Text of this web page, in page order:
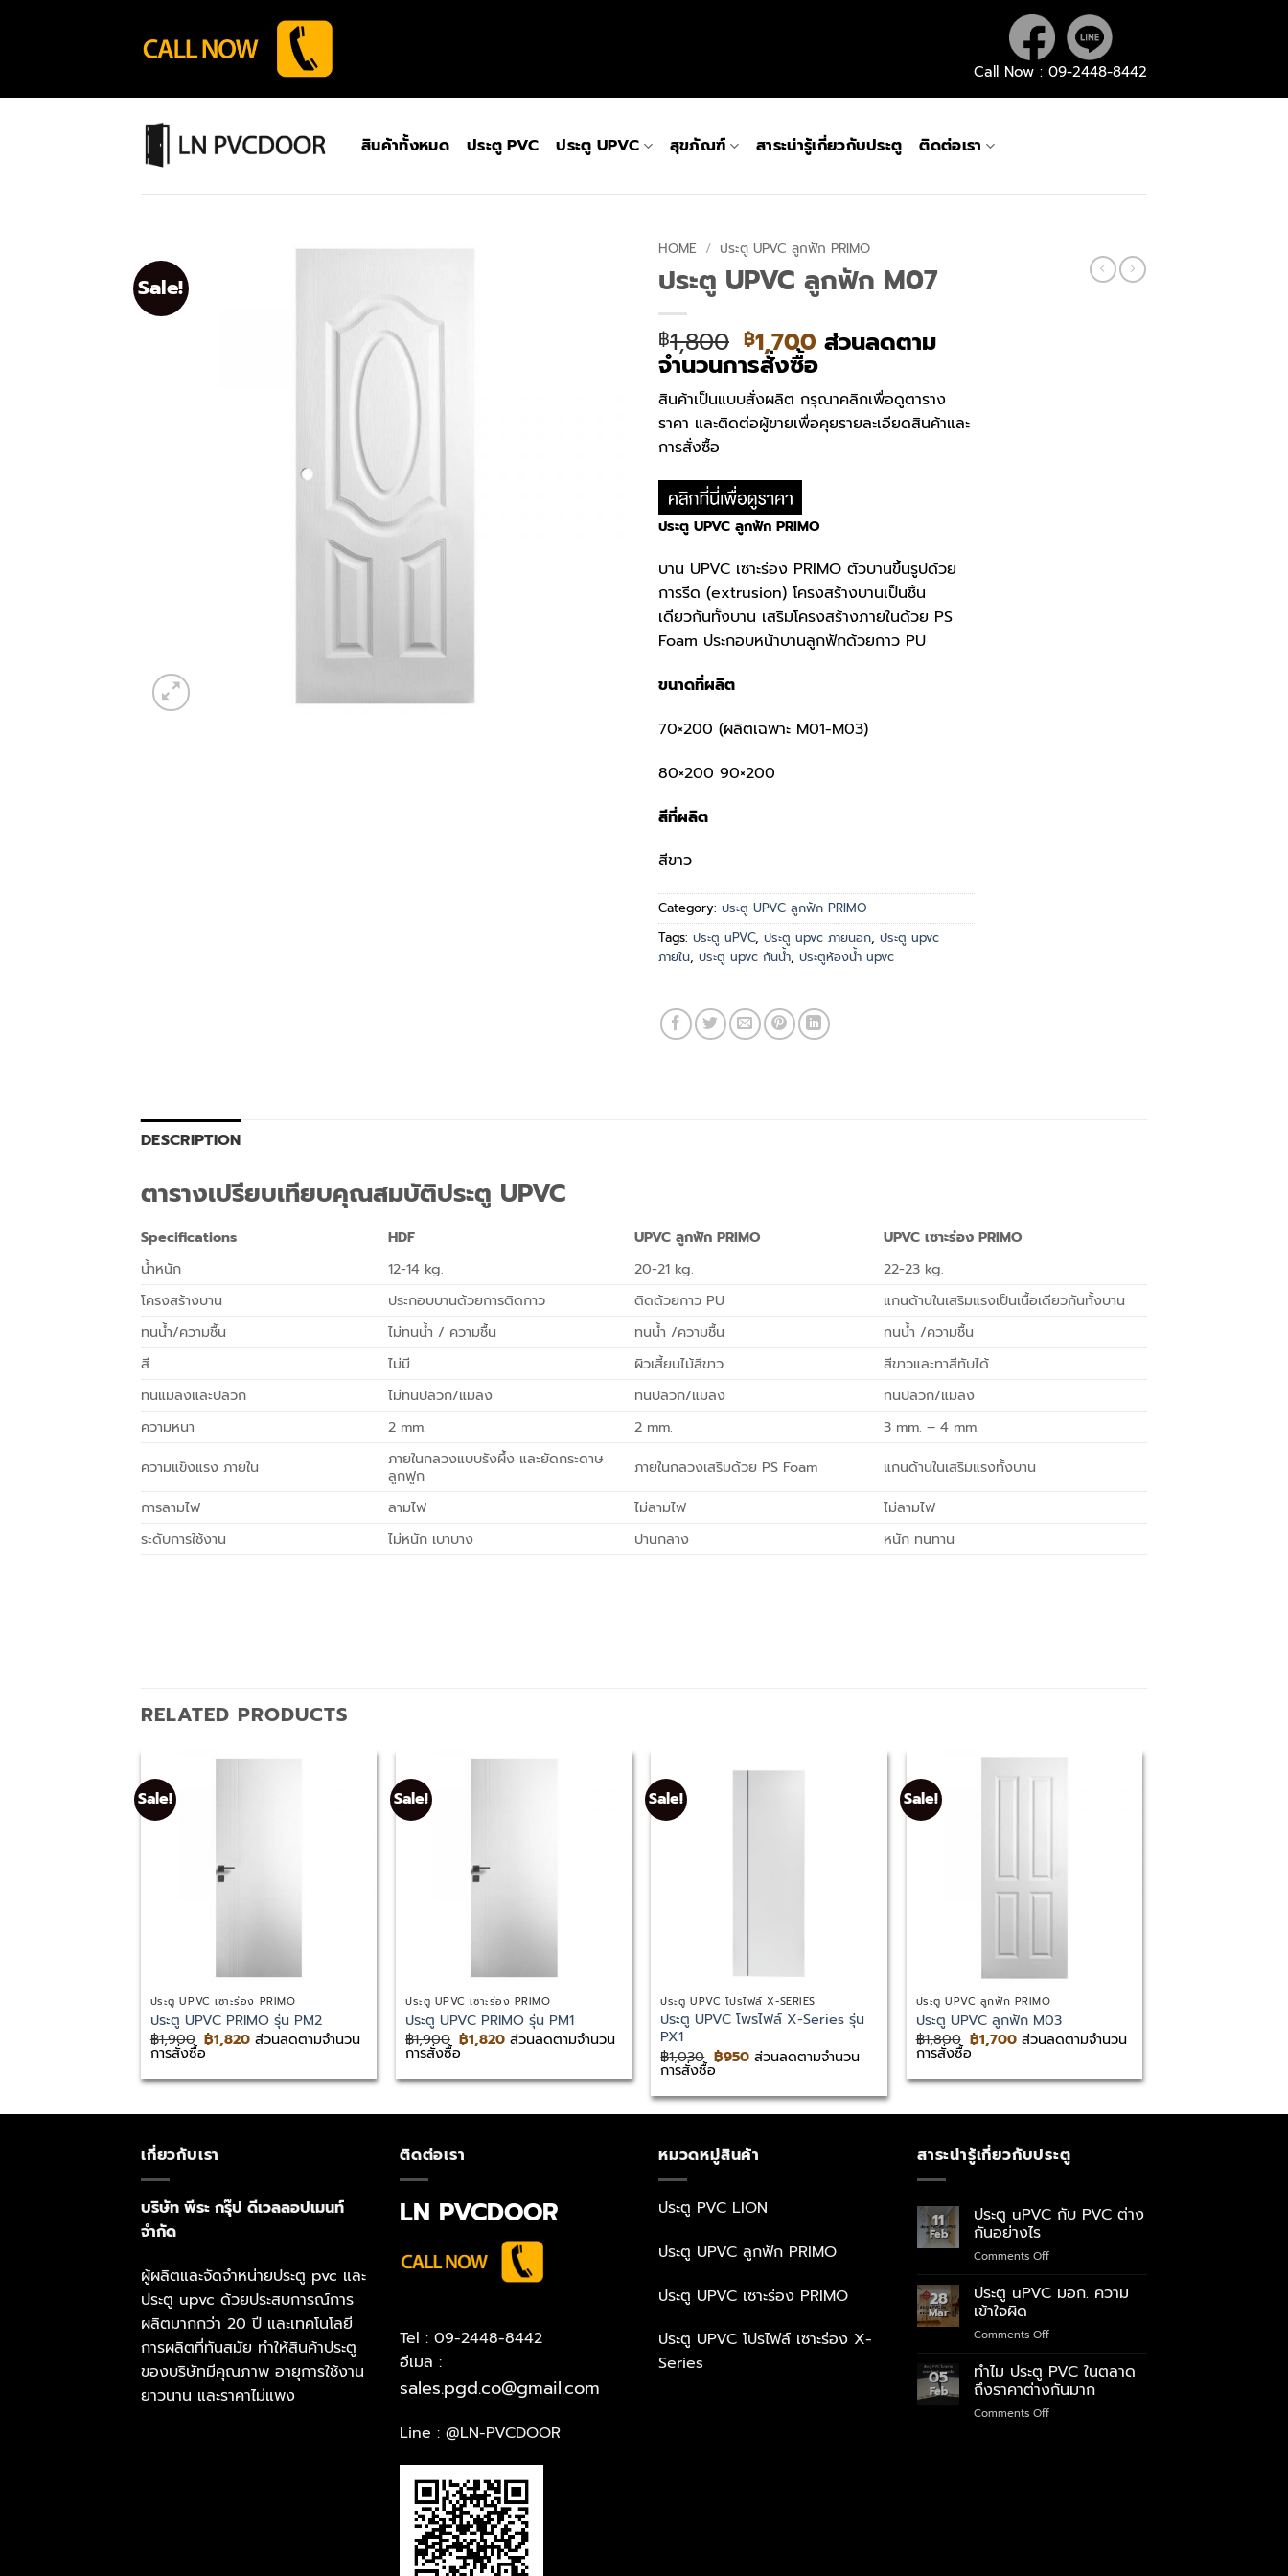
Call Now : 09-2448-8442
สินค้าทั้งหมด ประตู PVC ประตู UPVC สุขภัณฑ์ สาระน่ารู้เกี่ยวกับประตู ติดต่อเรา
Sale!
HOME / ประตู UPVC ลูกฟัก PRIMO
ประตู UPVC ลูกฟัก M07
฿1,800 Original
price
was:
฿1,800.
฿1,700 Current
price
is:
฿1,700.
ส่วนลดตาม
จำนวนการสั่งซื้อ
สินค้าเป็นแบบสั่งผลิต กรุณาคลิกเพื่อดูตาราง
ราคา และติดต่อผู้ขายเพื่อคุยรายละเอียดสินค้าและ
การสั่งซื้อ
ประตู UPVC ลูกฟัก PRIMO
บาน UPVC เซาะร่อง PRIMO ตัวบานขึ้นรูปด้วย
การรีด (extrusion) โครงสร้างบานเป็นชิ้น
เดียวกันทั้งบาน เสริมโครงสร้างภายในด้วย PS
Foam ประกอบหน้าบานลูกฟักด้วยกาว PU
ขนาดที่ผลิต
70×200 (ผลิตเฉพาะ M01-M03)
80×200 90×200
สีที่ผลิต
สีขาว
Category: ประตู UPVC ลูกฟัก PRIMO
Tags: ประตู uPVC, ประตู upvc ภายนอก, ประตู upvc
ภายใน, ประตู upvc กันน้ำ, ประตูห้องน้ำ upvc
DESCRIPTION
ตารางเปรียบเทียบคุณสมบัติประตู UPVC
Specifications HDF UPVC ลูกฟัก PRIMO
UPVC เซาะร่อง PRIMO
น้ำหนัก
12-14 kg. 20-21 kg.
22-23 kg.
โครงสร้างบาน
ประกอบบานด้วยการติดกาว ติดด้วยกาว PU
แกนด้านในเสริมแรงเป็นเนื้อเดียวกันทั้งบาน
ทนน้ำ/ความชื้น
ไม่ทนน้ำ / ความชื้น ทนน้ำ /ความชื้น
ทนน้ำ /ความชื้น
สี
ไม่มี ผิวเสี้ยนไม้สีขาว
สีขาวและทาสีทับได้
ทนแมลงและปลวก
ไม่ทนปลวก/แมลง ทนปลวก/แมลง
ทนปลวก/แมลง
ความหนา
2 mm. 2 mm.
3 mm. – 4 mm.
ความแข็งแรง ภายใน
ภายในกลวงแบบรังผึ้ง และยัดกระดาษ
ลูกฟูก
ภายในกลวงเสริมด้วย PS Foam
แกนด้านในเสริมแรงทั้งบาน
การลามไฟ
ลามไฟ ไม่ลามไฟ
ไม่ลามไฟ
ระดับการใช้งาน
ไม่หนัก เบาบาง ปานกลาง หนัก ทนทาน
RELATED PRODUCTS
Sale!
ประตู UPVC เซาะร่อง PRIMO
ประตู UPVC PRIMO รุ่น PM2
฿1,900 Original
price
฿1,900.
฿1,820Current
฿1,820.
ส่วนลดตามจำนวน
การสั่งซื้อ
Sale!
ประตู UPVC เซาะร่อง PRIMO
ประตู UPVC PRIMO รุ่น PM1
฿1,900 Original
price
฿1,900.
฿1,820Current
฿1,820.
ส่วนลดตามจำนวน
การสั่งซื้อ
Sale!
ประตู UPVC โปรไฟล์ X-SERIES
ประตู UPVC โพรไฟล์ X-Series รุ่น
PX1
฿1,030 Original
price
was:
฿1,030.
฿950Current
price
฿950.
ส่วนลดตามจำนวน
การสั่งซื้อ
Sale!
ประตู UPVC ลูกฟัก PRIMO
ประตู UPVC ลูกฟัก M03
฿1,800 Original
price
฿1,800.
฿1,700Current
฿1,700.
ส่วนลดตามจำนวน
การสั่งซื้อ
เกี่ยวกับเรา
บริษัท พีระ กรุ๊ป ดีเวลลอปเมนท์
จำกัด
ผู้ผลิตและจัดจำหน่ายประตู pvc และ
ประตู upvc ด้วยประสบการณ์การ
ผลิตมากกว่า 20 ปี และเทคโนโลยี
การผลิตที่ทันสมัย ทำให้สินค้าประตู
ของบริษัทมีคุณภาพ อายุการใช้งาน
ยาวนาน และราคาไม่แพง
ติดต่อเรา
LN PVCDOOR
Tel : 09-2448-8442
อีเมล :
sales.pgd.co@gmail.com
Line : @LN-PVCDOOR
หมวดหมู่สินค้า
ประตู PVC LION
ประตู UPVC ลูกฟัก PRIMO
ประตู UPVC เซาะร่อง PRIMO
ประตู UPVC โปรไฟล์ เซาะร่อง X-
Series
สาระน่ารู้เกี่ยวกับประตู
11
Feb
ประตู uPVC กับ PVC ต่าง
กันอย่างไร
Comments Offon
uPVC
ต่าง
อย่างไร
28
Mar
ประตู uPVC มอก. ความ
เข้าใจผิด
Comments Offon
uPVC
มอก.
ความ
เข้าใจ
05
Feb
ทำไม ประตู PVC ในตลาด
ถึงราคาต่างกันมาก
Comments Offon